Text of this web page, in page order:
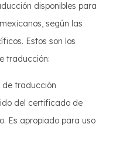
disponibles para
según las
Estos son los
traducción:
de traducción
del certificado de
Es apropiado para uso